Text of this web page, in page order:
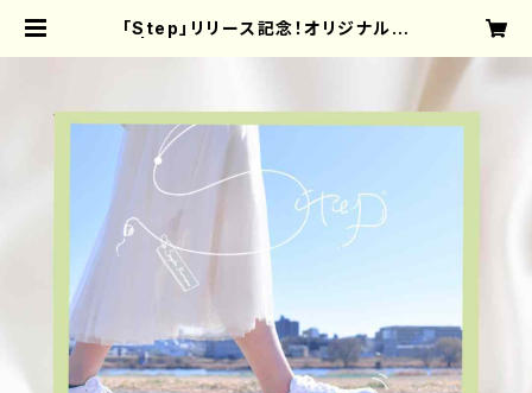
「Step」リリース記念！オリジナル色